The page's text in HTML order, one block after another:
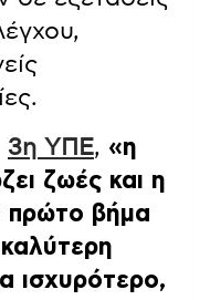
3η ΥΠΕ, «η
ζωές και η
πρώτο βήμα
ισχυρότερο,